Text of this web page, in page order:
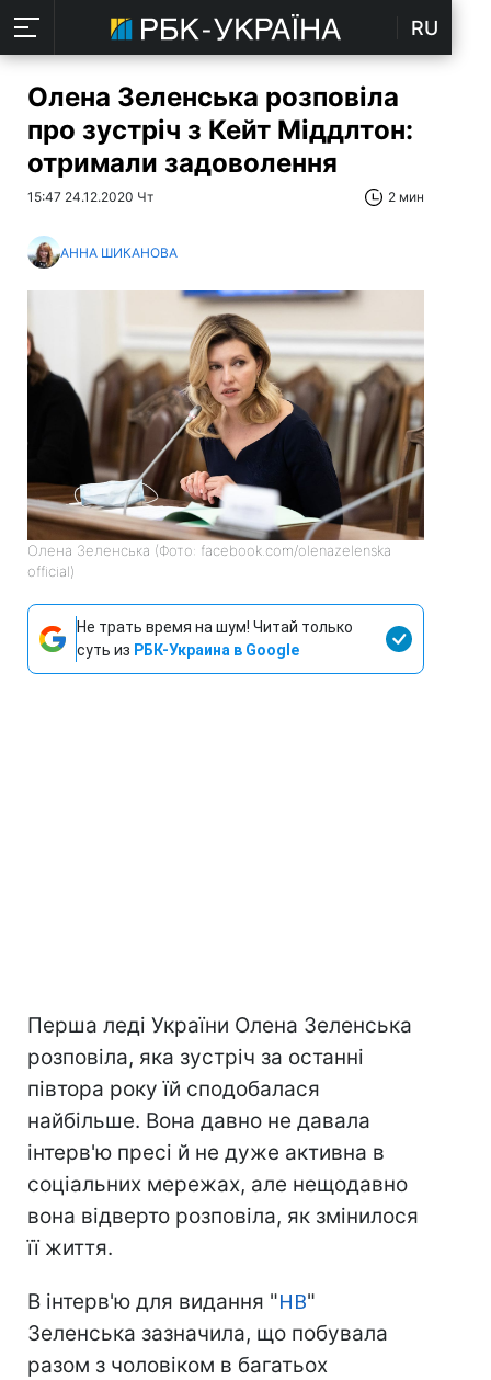
RU
Олена Зеленська розповіла
про зустріч з Кейт Міддлтон:
отримали задоволення
15:47 24.12.2020 Чт 2 мин
АННА ШИКАНОВА
Олена Зеленська (Фото: facebook.com/olenazelenska
official)
Не трать время на шум! Читай только
суть из РБК-Украина в Google
Перша леді України Олена Зеленська
розповіла, яка зустріч за останні
півтора року їй сподобалася
найбільше. Вона давно не давала
інтерв'ю пресі й не дуже активна в
соціальних мережах, але нещодавно
вона відверто розповіла, як змінилося
її життя.
В інтерв'ю для видання "НВ"
Зеленська зазначила, що побувала
разом з чоловіком в багатьох